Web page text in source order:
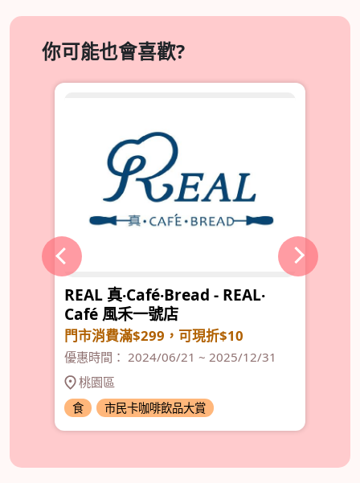
你可能也會喜歡?
REAL 真‧Café‧Bread - REAL‧
Café 風禾一號店
門市消費滿$299，可現折$10
優惠時間： 2024/06/21 ~ 2025/12/31
桃園區
食 市民卡咖啡飲品大賞